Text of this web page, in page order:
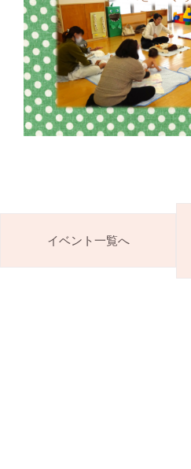
イベント一覧へ